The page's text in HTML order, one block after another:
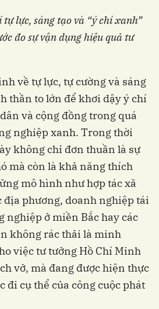
lực, sáng tạo và “ý chí xanh”
đosựvận dụng hiệu quả tư
về tự lực, tự cường và sáng
thần to lớn để khơi dậy ý chí
và cộng đồng trong quá
nghiệp xanh. Trong thời
không chỉ đơn thuần là sự
mà còn là khả năng thích
mô hình như hợp tác xã
địa phương, doanh nghiệp tái
nghiệp ở miền Bắc hay các
không rác thải là minh
việc tư tưởng Hồ Chí Minh
vở, mà đang được hiện thực
đi cụ thể của công cuộc phát